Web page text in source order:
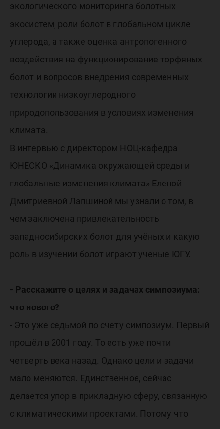
экологического мониторинга болотных
экосистем, роли болот в глобальном цикле
углерода, а также оценка антропогенного
воздействия на функционирование торфяных
болот и вопросов внедрения современных
технологий низкоуглеродного
природопользования в условиях изменения
климата.
В интервью с директором НОЦ-кафедра
ЮНЕСКО «Динамика окружающей среды и
глобальные изменения климата» Еленой
Дмитриевной Лапшиной мы узнали о том, в
чем заключена привлекательность
западносибирских болот для учёных и какую
роль в изучении болот играют ученые ЮГУ.
- Расскажите о целях и задачах симпозиума:
что нового?
- Это уже седьмой по счету симпозиум. Первый
прошёл в 2001 году. То есть уже почти
четверть века назад. Однако цели и задачи
мало меняются. Единственное, сейчас
делается упор в прикладную сферу, связанную
с климатическими проектами. Потому что